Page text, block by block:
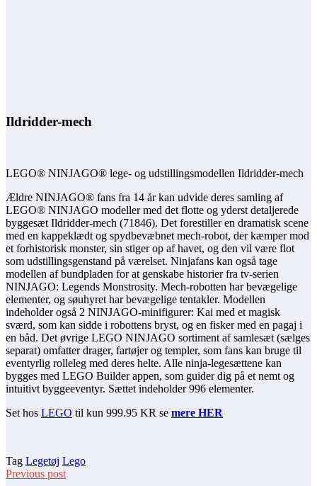
Ildridder-mech
LEGO® NINJAGO® lege- og udstillingsmodellen Ildridder-mech
Ældre NINJAGO® fans fra 14 år kan udvide deres samling af
LEGO® NINJAGO modeller med det flotte og yderst detaljerede
byggesæt Ildridder-mech (71846). Det forestiller en dramatisk scene
med en kappeklædt og spydbevæbnet mech-robot, der kæmper mod
et forhistorisk monster, sin stiger op af havet, og den vil være flot
som udstillingsgenstand på værelset. Ninjafans kan også tage
modellen af bundpladen for at genskabe historier fra tv-serien
NINJAGO: Legends Monstrosity. Mech-robotten har bevægelige
elementer, og søuhyret har bevægelige tentakler. Modellen
indeholder også 2 NINJAGO-minifigurer: Kai med et magisk
sværd, som kan sidde i robottens bryst, og en fisker med en pagaj i
en båd. Det øvrige LEGO NINJAGO sortiment af samlesæt (sælges
separat) omfatter drager, fartøjer og templer, som fans kan bruge til
eventyrlig rolleleg med deres helte. Alle ninja-legesættene kan
bygges med LEGO Builder appen, som guider dig på et nemt og
intuitivt byggeeventyr. Sættet indeholder 996 elementer.
Set hos LEGO til kun 999.95 KR se mere HER
Tag Legetøj Lego
Previous post